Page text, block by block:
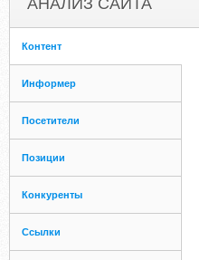
АНАЛИЗ САЙТА
Контент
Информер
Посетители
Позиции
Конкуренты
Ссылки